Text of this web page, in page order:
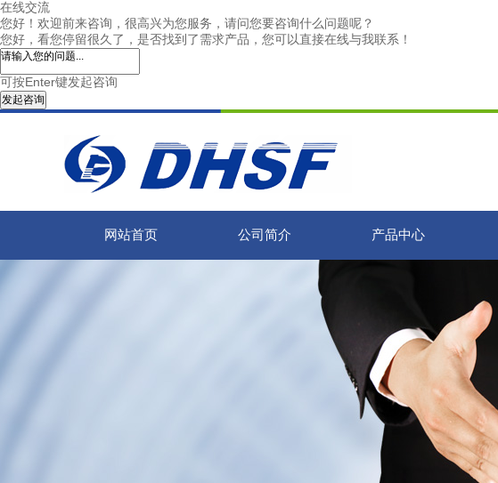
在线交流
您好！欢迎前来咨询，很高兴为您服务，请问您要咨询什么问题呢？
您好，看您停留很久了，是否找到了需求产品，您可以直接在线与我联系！
可按Enter键发起咨询
发起咨询
网站首页 公司简介 产品中心